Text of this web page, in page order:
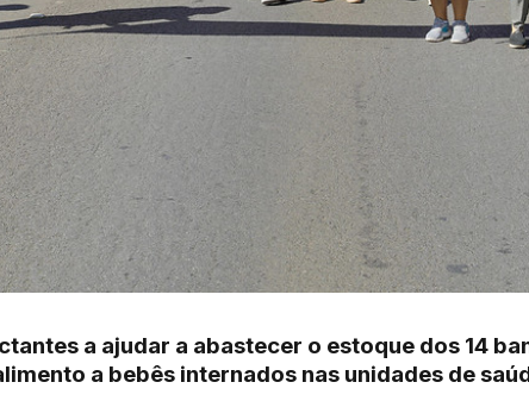
a ajudar a abastecer o estoque dos 14
a bebês internados nas unidades de